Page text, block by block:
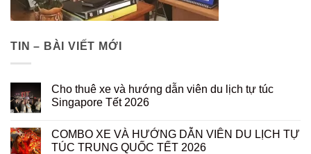
TIN – BÀI VIẾT MỚI
Cho thuê xe và hướng dẫn viên du lịch tự túc
Singapore Tết 2026
COMBO XE VÀ HƯỚNG DẪN VIÊN DU LỊCH TỰ
TÚC TRUNG QUỐC TẾT 2026